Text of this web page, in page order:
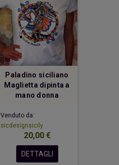
Casetta verde
18,00 €
Paladino siciliano
Maglietta dipinta a
mano donna
Venduto da:
sicdesignsicily
20,00 €
DETTAGLI